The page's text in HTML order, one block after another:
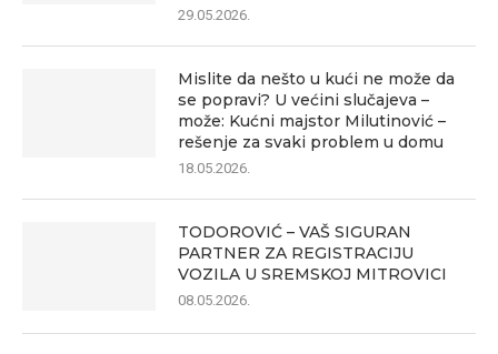
29.05.2026.
Mislite da nešto u kući ne može da
se popravi? U većini slučajeva –
može: Kućni majstor Milutinović –
rešenje za svaki problem u domu
18.05.2026.
TODOROVIĆ – VAŠ SIGURAN
PARTNER ZA REGISTRACIJU
VOZILA U SREMSKOJ MITROVICI
08.05.2026.